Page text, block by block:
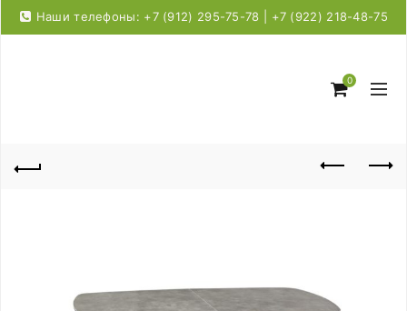
Наши телефоны: +7 (912) 295-75-78 | +7 (922) 218-48-75
0